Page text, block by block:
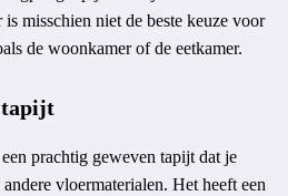
misschien niet de beste keuze voor
de woonkamer of de eetkamer.
tapijt
prachtig geweven tapijt dat je
vloermaterialen. Het heeft een